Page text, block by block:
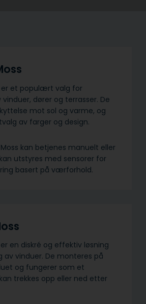
er et populært valg for
vinduer, dører og terrasser. De
mot sol og varme, og
av farger og design.
kan betjenes manuelt eller
utstyres med sensorer for
basert på værforhold.
en diskré og effektiv løsning
av vinduer. De monteres på
og fungerer som et
trekkes opp eller ned etter